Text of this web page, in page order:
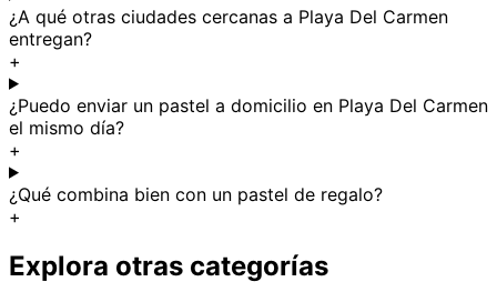
¿A qué otras ciudades cercanas a Playa Del Carmen
entregan?
+
¿Puedo enviar un pastel a domicilio en Playa Del Carmen
el mismo día?
+
¿Qué combina bien con un pastel de regalo?
+
Explora otras categorías